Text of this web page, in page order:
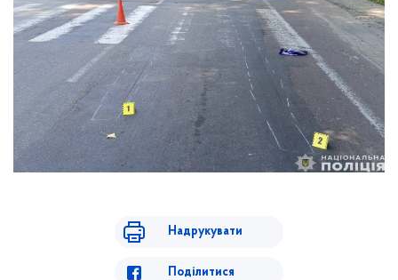
Надрукувати
Поділитися